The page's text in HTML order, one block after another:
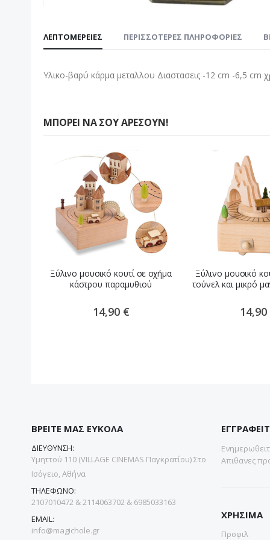
αρχή
συλλογής
ΛΕΠΤΟΜΈΡΕΙΕΣ
Υλικο-βαρύ κάρμα μεταλλου Διαστασεις -12 cm -6,5 cm
ΠΕΡΙΣΣΌΤΕΡΕΣ ΠΛΗΡΟΦΟΡΊΕΣ
ΜΠΟΡΕΊ ΝΑ ΣΟΥ ΑΡΈΣΟΥΝ!
Ξύλινο μουσικό κουτί σε σχήμα
κάστρου παραμυθιού
14,90 €
Ξύλινο μουσικό
τούνελ και μικρό
14,90
ΒΡΕΙΤΕ ΜΑΣ ΕΥΚΟΛΑ
ΔΙΕΥΘΥΝΣΗ:
Υμηττού 110 (VILLAGE CINEMAS Παγκρατίου) Στο
Ισόγειο, Αθήνα
ΤΗΛΕΦΩΝΟ:
2107010472 & 2114063702 & 6985033163
EMAIL:
info@magichole.gr
Απιθανες
ΧΡΗΣΙΜΑ
Προφιλ